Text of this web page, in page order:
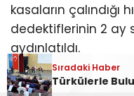
Sıradaki Haber
kasaların çalındığı
dedektiflerinin 2 ay
aydınlatıldı.
Sıradaki Haber